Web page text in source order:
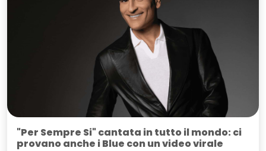
"Per Sempre Si" cantata in tutto il mondo: ci
provano anche i Blue con un video virale